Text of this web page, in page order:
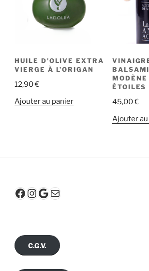
HUILE D’OLIVE EXTRA
VIERGE À L’ORIGAN
12,90€
Ajouter au panier
MODÈNE
ÉTOILES
45,00€
Ajouter
Facebook
Instagram
Google
E-mail
C.G.V.